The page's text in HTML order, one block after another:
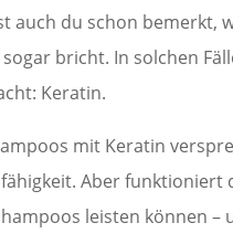
auch du schon bemerkt,
bricht. In solchen
Keratin.
mit Keratin
Aber funktioniert
leisten können –